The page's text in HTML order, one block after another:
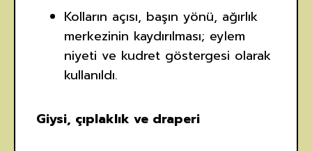
Kolların açısı, başın yönü, ağırlık
merkezinin kaydırılması; eylem
niyeti ve kudret göstergesi olarak
kullanıldı.
Giysi, çıplaklık ve draperi